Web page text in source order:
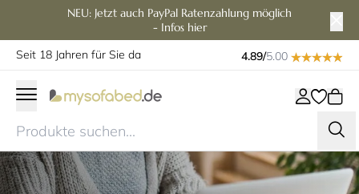
NEU: Jetzt auch PayPal Ratenzahlung möglich
- Infos hier
Seit 18 Jahren für Sie da
4.89/5.00